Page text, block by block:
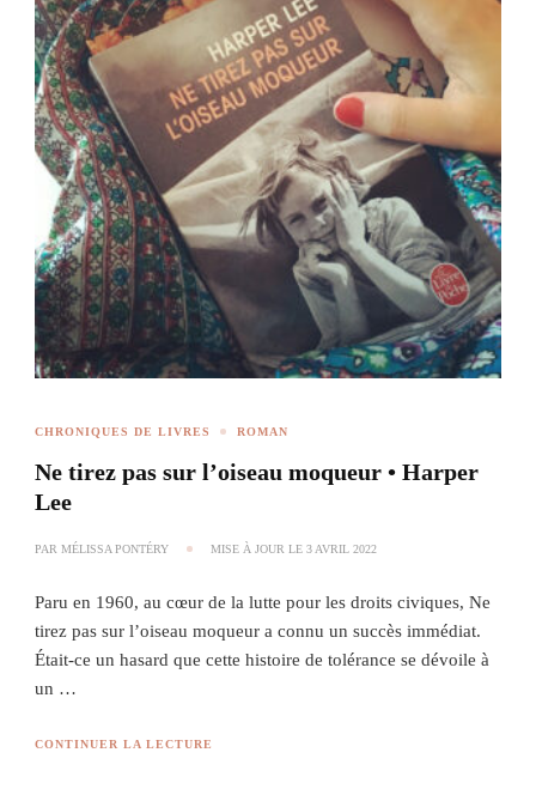
CHRONIQUES DE LIVRES ROMAN
Ne tirez pas sur l’oiseau moqueur • Harper
Lee
PAR MÉLISSA PONTÉRY MISE À JOUR LE 3 AVRIL 2022
Paru en 1960, au cœur de la lutte pour les droits civiques, Ne
tirez pas sur l’oiseau moqueur a connu un succès immédiat.
Était-ce un hasard que cette histoire de tolérance se dévoile à
un …
CONTINUER LA LECTURE